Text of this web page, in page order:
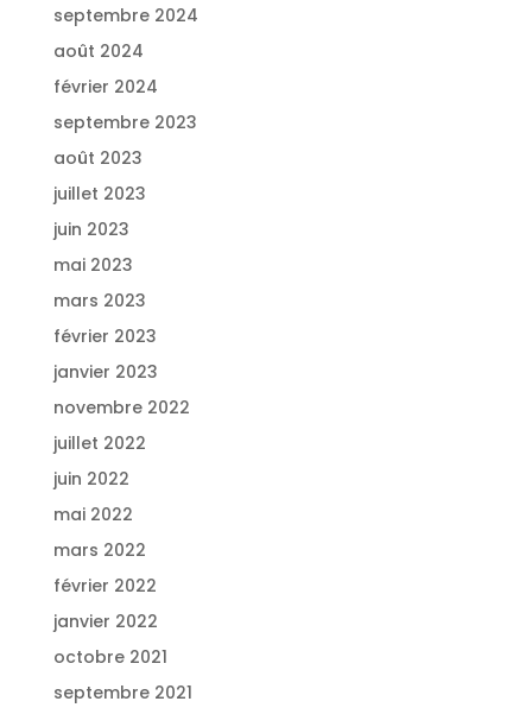
septembre 2024
août 2024
février 2024
septembre 2023
août 2023
juillet 2023
juin 2023
mai 2023
mars 2023
février 2023
janvier 2023
novembre 2022
juillet 2022
juin 2022
mai 2022
mars 2022
février 2022
janvier 2022
octobre 2021
septembre 2021